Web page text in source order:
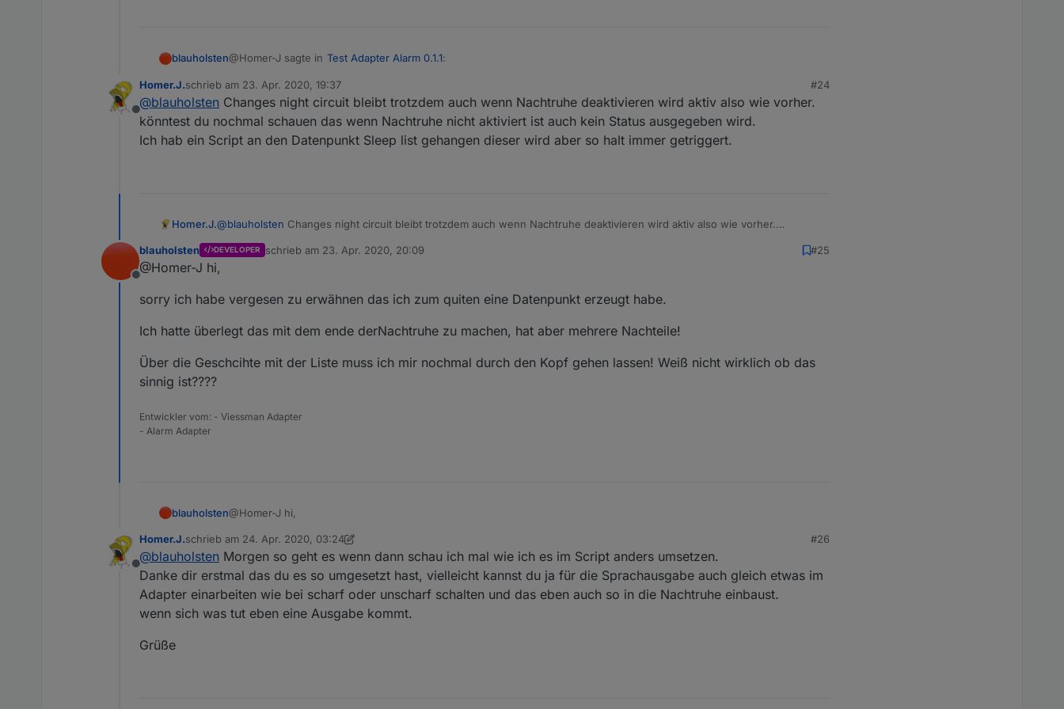
blauholsten@Homer-J sagte in Test Adapter Alarm 0.1.1:
Vielleicht könntest du ja noch etwas einbauen, wenn bei Nachtruhe etwas ausgelöst hat und der Changes night
circuit z.B. für 60 Sekunden auf true geht, und dann die Nachtruhe abgestellt wird auch der Datenpunkt sofort auf
Erledigt, bitte mal in der neuen Version testen!
Offline
Homer.J.schrieb am 23. Apr. 2020, 19:37
zuletzt editiert von
#24
@blauholsten Changes night circuit bleibt trotzdem auch wenn Nachtruhe deaktivieren wird aktiv also wie vorher.
könntest du nochmal schauen das wenn Nachtruhe nicht aktiviert ist auch kein Status ausgegeben wird.
Ich hab ein Script an den Datenpunkt Sleep list gehangen dieser wird aber so halt immer getriggert.
Homer.J.@blauholsten Changes night circuit bleibt trotzdem auch wenn Nachtruhe deaktivieren wird aktiv also wie vorher.
Ich hab ein Script an den Datenpunkt Sleep list gehangen dieser wird aber so halt immer getriggert.
Offline
blauholsten DEVELOPER schrieb am 23. Apr. 2020, 20:09
zuletzt editiert von
#25
@Homer-J hi,
sorry ich habe vergesen zu erwähnen das ich zum quiten eine Datenpunkt erzeugt habe.
Ich hatte überlegt das mit dem ende derNachtruhe zu machen, hat aber mehrere Nachteile!
Über die Geschcihte mit der Liste muss ich mir nochmal durch den Kopf gehen lassen! Weiß nicht wirklich ob das
sinnig ist????
Entwickler vom: - Viessman Adapter
- Alarm Adapter
blauholsten@Homer-J hi,
sorry ich habe vergesen zu erwähnen das ich zum quiten eine Datenpunkt erzeugt habe.
Ich hatte überlegt das mit dem ende derNachtruhe zu machen, hat aber mehrere Nachteile!
ist????
Offline
Homer.J.schrieb am 24. Apr. 2020, 03:24
zuletzt editiert von Homer.J.
#26
@blauholsten Morgen so geht es wenn dann schau ich mal wie ich es im Script anders umsetzen.
Danke dir erstmal das du es so umgesetzt hast, vielleicht kannst du ja für die Sprachausgabe auch gleich etwas im
Adapter einarbeiten wie bei scharf oder unscharf schalten und das eben auch so in die Nachtruhe einbaust.
wenn sich was tut eben eine Ausgabe kommt.
Grüße